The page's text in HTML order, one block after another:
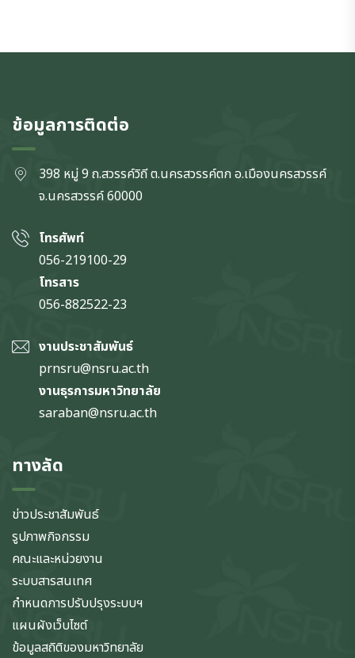
ข้อมูลการติดต่อ
398 หมู่ 9 ถ.สวรรค์วิถี ต.นครสวรรค์ตก อ.เมืองนครสวรรค์
จ.นครสวรรค์60000
โทรศัพท์
056-219100-29
โทรสาร
056-882522-23
งานประชาสัมพันธ์
prnsru@nsru.ac.th
งานธุรการมหาวิทยาลัย
saraban@nsru.ac.th
ทางลัด
ข่าวประชาสัมพันธ์
รูปภาพกิจกรรม
คณะและหน่วยงาน
ระบบสารสนเทศ
กำหนดการปรับปรุงระบบฯ
แผนผังเว็บไซต์
ข้อมูลสถิติของมหาวิทยาลัย